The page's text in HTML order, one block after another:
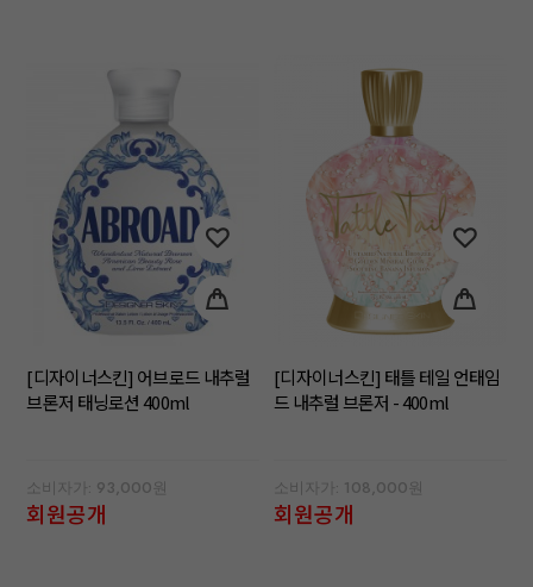
[디자이너스킨] 어브로드 내추럴
브론저 태닝로션 400ml
소비자가: 93,000원
회원공개
[디자이너스킨] 태틀 테일 언태임
드 내추럴 브론저 - 400ml
소비자가: 108,000원
회원공개